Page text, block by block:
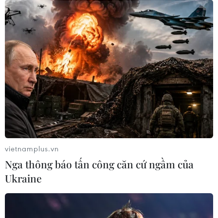
vững tài nguyên di sản văn hóa trong phát triển
du lịch.
UNESCO đã từng có khuyến cáo rằng bảo tồn di
sản mà không đem lại lợi ích cho cộng đồng thì
việc bảo tồn sẽ không bền vững. Tuy nhiên,
khai thác mà bất chấp việc giữ gìn di sản sẽ tự
đánh mất tài nguyên. Bởi lẽ các di sản không
chỉ đem lại nguồn lợi khi phát triển du lịch bền
vững, mà còn đưa giá trị văn hóa, hình ảnh đất
nước, con người sở hữu di sản đến với bạn bè
quốc tế.
Do đó, để phát triển du lịch bền vững trên cơ sở
khai thác các giá trị di sản, văn hóa, Việt Nam
cần có chiến lược phát triển phù hợp. Ngành du
lịch cần lựa chọn sản phẩm du lịch trên cơ sở
vietnamplus.vn
Nga thông báo tấn công căn cứ ngầm của
Ukraine